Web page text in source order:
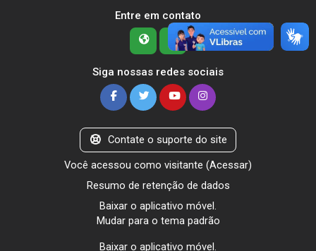
Entre em contato
Siga nossas redes sociais
Contate o suporte do site
Você acessou como visitante (Acessar)
Resumo de retenção de dados
Baixar o aplicativo móvel.
Mudar para o tema padrão
Baixar o aplicativo móvel.